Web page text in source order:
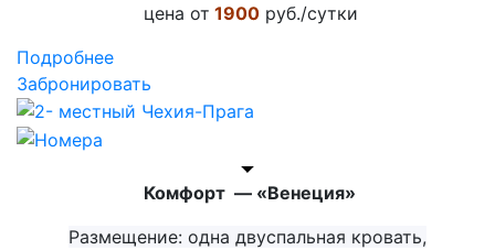
цена от 1900 руб./сутки
Подробнее
Забронировать
Комфорт — «Венеция»
Размещение: одна двуспальная кровать,